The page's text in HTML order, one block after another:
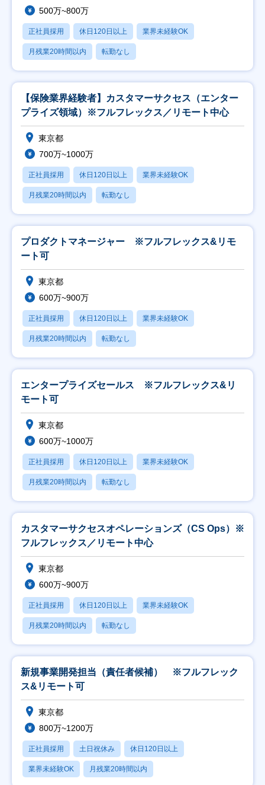
500万~800万
正社員採用 休日120日以上 業界未経験OK
月残業20時間以内 転勤なし
【保険業界経験者】カスタマーサクセス（エンター
プライズ領域）※フルフレックス／リモート中心
東京都
700万~1000万
正社員採用 休日120日以上 業界未経験OK
月残業20時間以内 転勤なし
プロダクトマネージャー ※フルフレックス&リモ
ート可
東京都
600万~900万
正社員採用 休日120日以上 業界未経験OK
月残業20時間以内 転勤なし
エンタープライズセールス ※フルフレックス&リ
モート可
東京都
600万~1000万
正社員採用 休日120日以上 業界未経験OK
月残業20時間以内 転勤なし
カスタマーサクセスオペレーションズ（CS Ops）※
フルフレックス／リモート中心
東京都
600万~900万
正社員採用 休日120日以上 業界未経験OK
月残業20時間以内 転勤なし
新規事業開発担当（責任者候補） ※フルフレック
ス&リモート可
東京都
800万~1200万
正社員採用 土日祝休み 休日120日以上
業界未経験OK 月残業20時間以内